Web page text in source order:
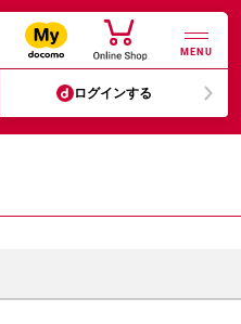
MENU
ログインする